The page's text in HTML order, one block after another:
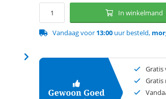
In winkelmand
Vandaag voor 13:00 uur besteld,
Gratis
Gratis